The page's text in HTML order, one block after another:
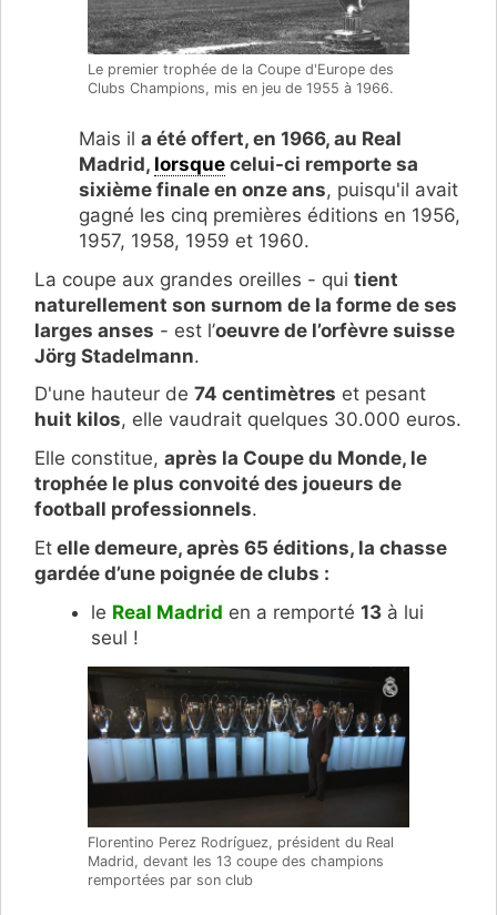
Le premier trophée de la Coupe d'Europe des
Clubs Champions, mis en jeu de 1955 à 1966.
Mais il a été offert, en 1966, au Real
Madrid, lorsque celui-ci remporte sa
sixième finale en onze ans, puisqu'il avait
gagné les cinq premières éditions en 1956,
1957, 1958, 1959 et 1960.
La coupe aux grandes oreilles - qui tient
naturellement son surnom de la forme de ses
larges anses - est l’oeuvre de l’orfèvre suisse
Jörg Stadelmann.
D'une hauteur de 74 centimètres et pesant
huit kilos, elle vaudrait quelques 30.000 euros.
Elle constitue, après la Coupe du Monde, le
trophée le plus convoité des joueurs de
football professionnels.
Et elle demeure, après 65 éditions, la chasse
gardée d’une poignée de clubs :
le Real Madrid en a remporté 13 à lui
seul !
Florentino Perez Rodríguez, président du Real
Madrid, devant les 13 coupe des champions
remportées par son club